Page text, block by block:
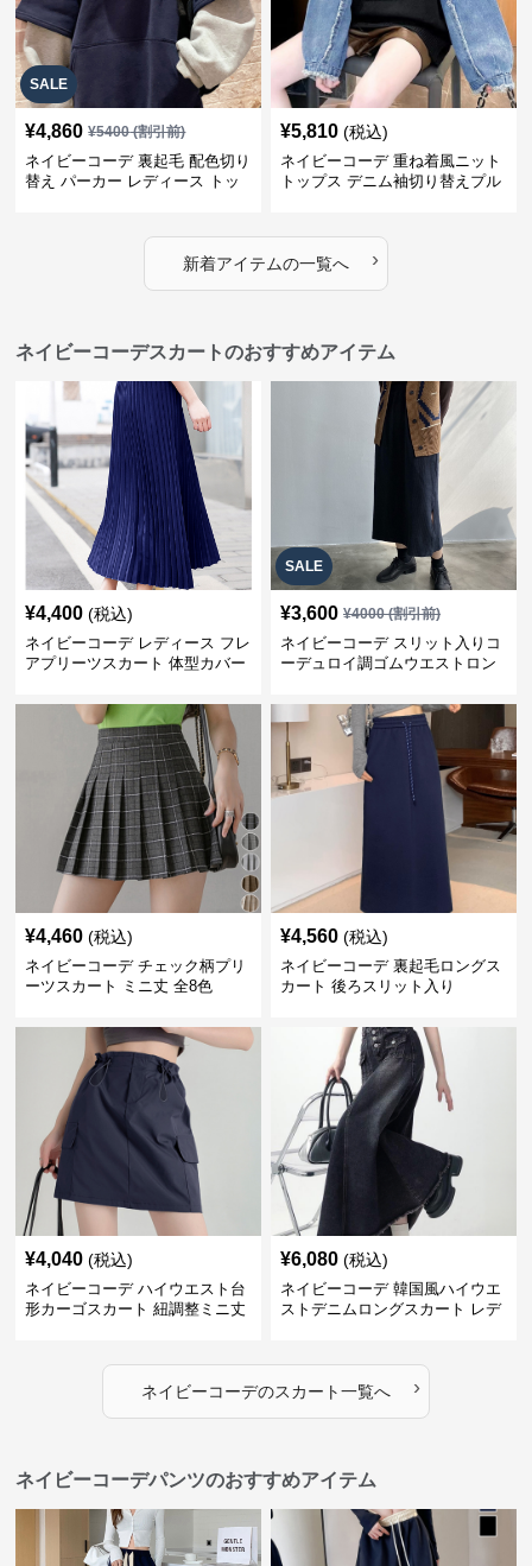
SALE
¥4,860 ¥5400(割引前)
ネイビーコーデ 裏起毛 配色切り
替え パーカー レディース トッ
¥5,810 (税込)
ネイビーコーデ 重ね着風ニット
トップス デニム袖切り替えプル
新着アイテムの一覧へ ›
ネイビーコーデスカートのおすすめアイテム
¥4,400 (税込)
ネイビーコーデ レディース フレ
アプリーツスカート 体型カバー
ト
SALE
¥3,600 ¥4000(割引前)
ネイビーコーデ スリット入りコ
ーデュロイ調ゴムウエストロン
¥4,460 (税込)
ネイビーコーデ チェック柄プリ
ーツスカート ミニ丈 全8色
¥4,560 (税込)
ネイビーコーデ 裏起毛ロングス
カート 後ろスリット入り
¥4,040 (税込)
ネイビーコーデ ハイウエスト台
形カーゴスカート 紐調整ミニ丈
¥6,080 (税込)
ネイビーコーデ 韓国風ハイウエ
ストデニムロングスカート レデ
ネイビーコーデのスカート一覧へ ›
ネイビーコーデパンツのおすすめアイテム